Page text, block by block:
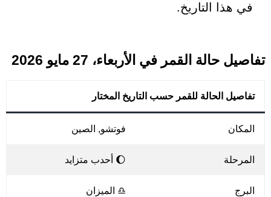
في هذا التاريخ.
تفاصيل حالة القمر في الأربعاء، 27 مايو 2026
تفاصيل الحالة للقمر حسب التاريخ المختار
المكان فوتشو, الصين
المرحلة 🌔 أحدب متزايد
البرج ♎ الميزان